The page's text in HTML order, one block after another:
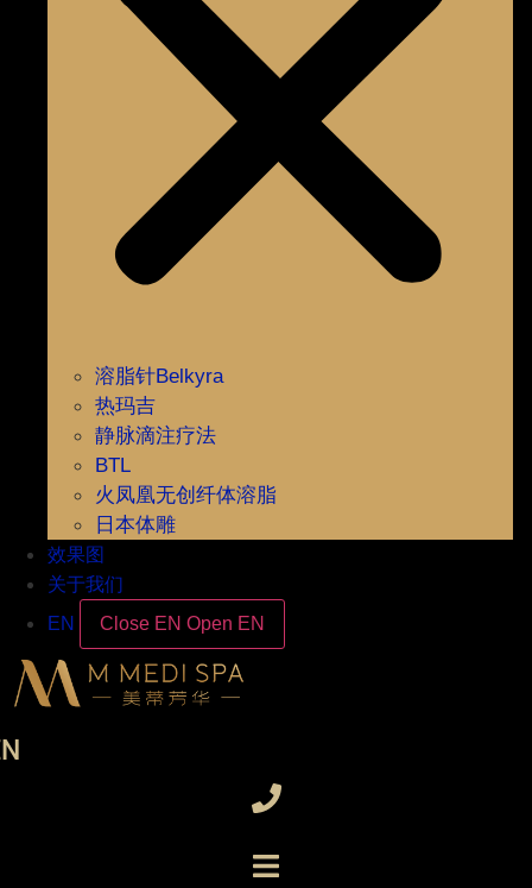
溶脂针Belkyra
热玛吉
静脉滴注疗法
BTL
火凤凰无创纤体溶脂
日本体雕
效果图
关于我们
EN
Close EN Open EN